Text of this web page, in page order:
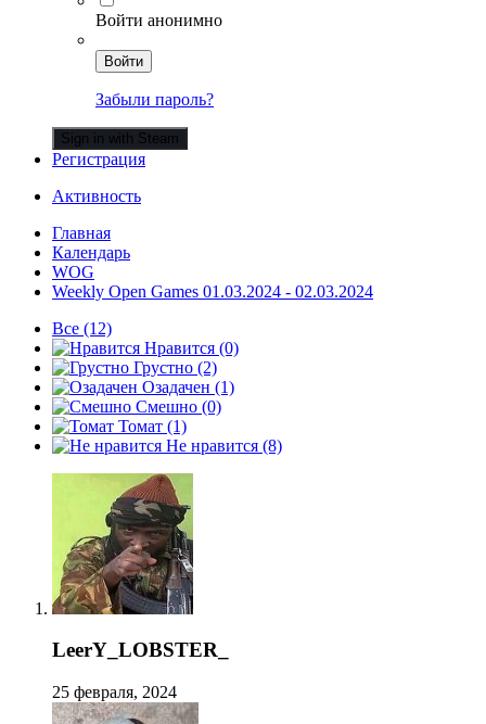
Войти анонимно
Войти
Забыли пароль?
Sign in with Steam
Регистрация
Активность
Главная
Календарь
WOG
Weekly Open Games 01.03.2024 - 02.03.2024
Все (12)
Нравится (0)
Грустно (2)
Озадачен (1)
Смешно (0)
Томат (1)
Не нравится (8)
LeerY_LOBSTER_
25 февраля, 2024